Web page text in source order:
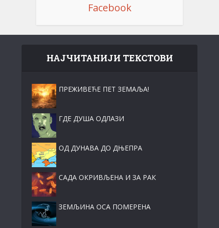
Facebook
НАЈЧИТАНИЈИ ТЕКСТОВИ
ПРЕЖИВЕЋЕ ПЕТ ЗЕМАЉА!
ГДЕ ДУША ОДЛАЗИ
ОД ДУНАВА ДО ДЊЕПРА
САДА ОКРИВЉЕНА И ЗА РАК
ЗЕМЉИНА ОСА ПОМЕРЕНА